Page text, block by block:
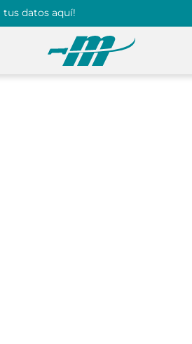
tus datos aquí!